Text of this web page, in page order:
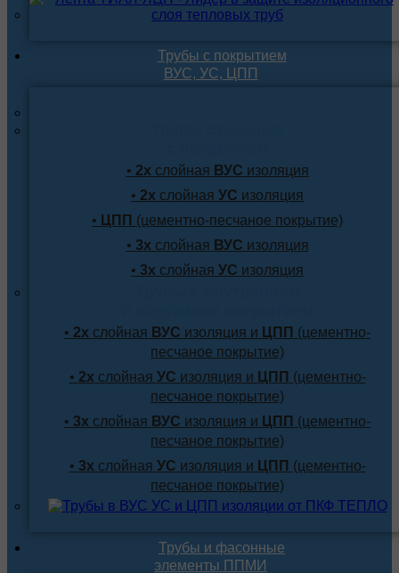
Трубы с покрытием
ВУС, УС, ЦПП
• 2х слойная ВУС изоляция
• 2х слойная УС изоляция
• ЦПП (цементно-песчаное покрытие)
• 3х слойная ВУС изоляция
• 3х слойная УС изоляция
• 2х слойная ВУС изоляция и ЦПП (цементно-
песчаное покрытие)
• 2х слойная УС изоляция и ЦПП (цементно-
песчаное покрытие)
• 3х слойная ВУС изоляция и ЦПП (цементно-
песчаное покрытие)
• 3х слойная УС изоляция и ЦПП (цементно-
песчаное покрытие)
Трубы и фасонные
элементы ППМИ